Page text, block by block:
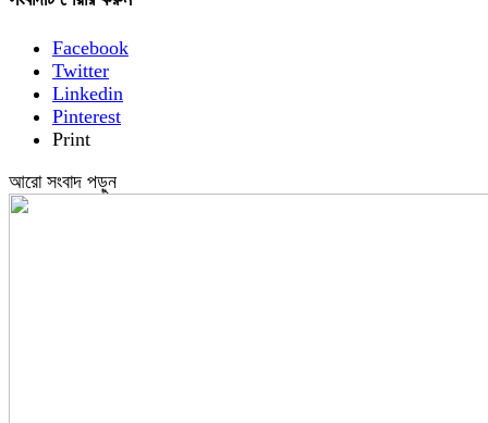
Facebook
Twitter
Linkedin
Pinterest
Print
আরো সংবাদ পড়ুন